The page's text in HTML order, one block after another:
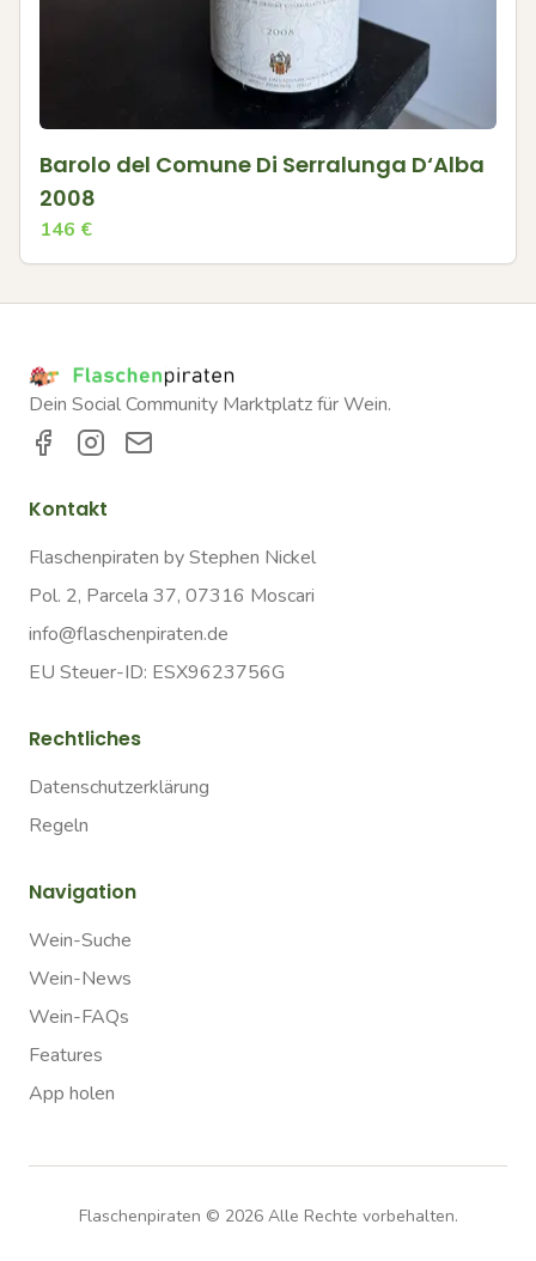
Barolo del Comune Di Serralunga D‘Alba
2008
146 €
Dein Social Community Marktplatz für Wein.
Kontakt
Flaschenpiraten by Stephen Nickel
Pol. 2, Parcela 37, 07316 Moscari
info@flaschenpiraten.de
EU Steuer-ID: ESX9623756G
Rechtliches
Datenschutzerklärung
Regeln
Navigation
Wein-Suche
Wein-News
Wein-FAQs
Features
App holen
Flaschenpiraten © 2026Alle Rechte vorbehalten.